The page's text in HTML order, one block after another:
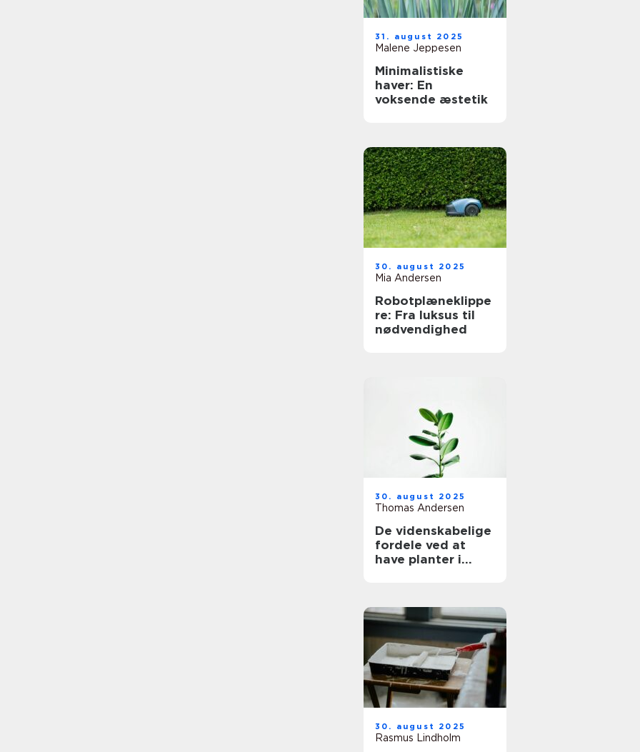
31. august 2025
Malene Jeppesen
Minimalistiske
haver: En
voksende æstetik
30. august 2025
Mia Andersen
Robotplæneklippe
re: Fra luksus til
nødvendighed
30. august 2025
Thomas Andersen
De videnskabelige
fordele ved at
have planter i
30. august 2025
Rasmus Lindholm